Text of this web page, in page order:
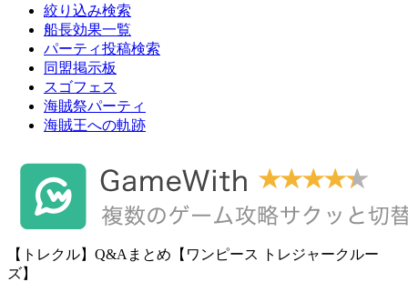
絞り込み検索
船長効果一覧
パーティ投稿検索
同盟掲示板
スゴフェス
海賊祭パーティ
海賊王への軌跡
【トレクル】Q&Aまとめ【ワンピース トレジャークルー
ズ】